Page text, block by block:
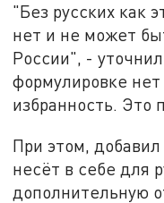
"Без русских как
нет и не может
России", -
формулировке
избранность. Это
При этом, добавил
несёт в себе для
дополнительную